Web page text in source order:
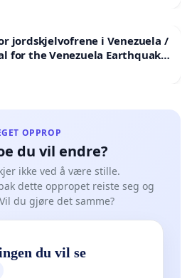
jordskjelvofrene i Venezuela /
for the Venezuela Earthquake
OPPROP
du vil endre?
ikke ved å være stille.
dette oppropet reiste seg og
du gjøre det samme?
du vil se